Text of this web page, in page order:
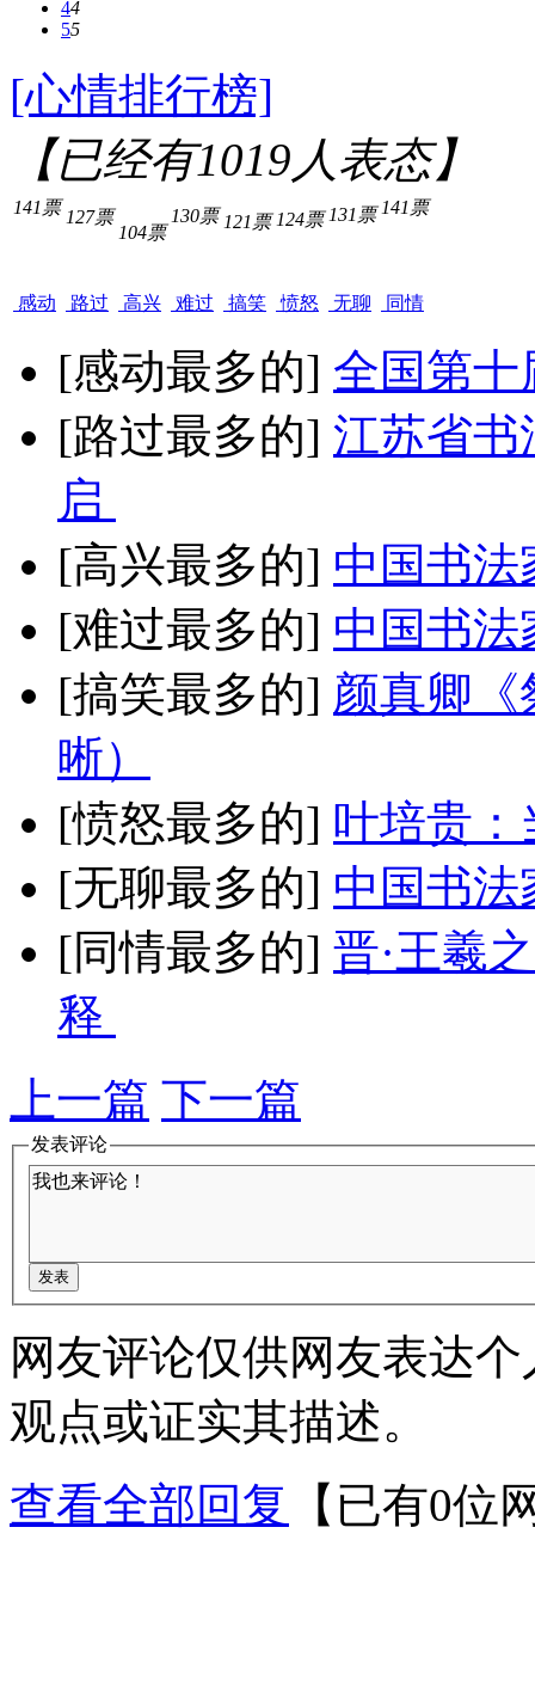
44
55
[心情排行榜]
【已经有1019人表态】
141票
感动
127票
路过
104票
高兴
130票
难过
121票
搞笑
124票
愤怒
131票
无聊
141票
同情
[感动最多的] 全国第十
[路过最多的] 江苏省书
启
[高兴最多的] 中国书法
[难过最多的] 中国书法
[搞笑最多的] 颜真卿《
晰）
[愤怒最多的] 叶培贵：
[无聊最多的] 中国书法
[同情最多的] 晋·王羲
释
上一篇 下一篇
发表评论
网友评论仅供网友表达
观点或证实其描述。
查看全部回复
【已有0位